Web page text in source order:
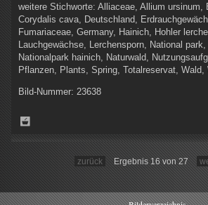
weitere Stichworte: Alliaceae, Allium ursinum,
Corydalis cava, Deutschland,
Fumariaceae, Germany, Hainich, Hohler
Lauchgewächse, Lerchensporn, National park,
Nationalpark hainich, Naturwald,
Pflanzen, Plants, Spring, Totalreservat, Wald,
Bild-Nummer: 23638
zurück Ergebnis 16 von 27